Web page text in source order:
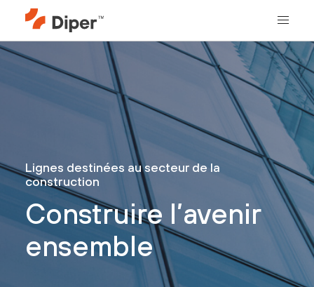
Lignes destinées au secteur de la
construction
Construire l’avenir
ensemble